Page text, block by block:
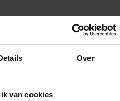
Over
van cookiesin Studielink